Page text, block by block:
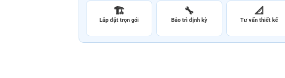
🏗️
Lắp đặt trọn gói
🔧
Bảo trì định kỳ
📐
Tư vấn thiết kế